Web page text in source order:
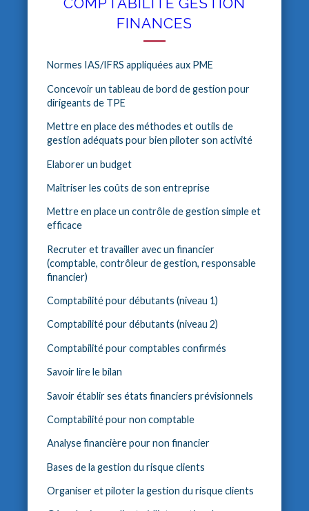
FINANCES
Normes IAS/IFRS appliquées aux PME
Concevoir un tableau de bord de gestion pour
dirigeants de TPE
Mettre en place des méthodes et outils de
gestion adéquats pour bien piloter son activité
Elaborer un budget
Maîtriser les coûts de son entreprise
Mettre en place un contrôle de gestion simple et
efficace
Recruter et travailler avec un financier
(comptable, contrôleur de gestion, responsable
financier)
Comptabilité pour débutants (niveau 1)
Comptabilité pour débutants (niveau 2)
Comptabilité pour comptables confirmés
Savoir lire le bilan
Savoir établir ses états financiers prévisionnels
Comptabilité pour non comptable
Analyse financière pour non financier
Bases de la gestion du risque clients
Organiser et piloter la gestion du risque clients